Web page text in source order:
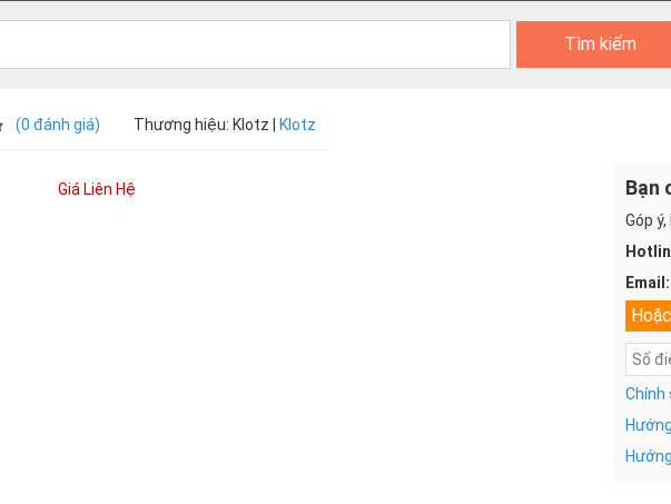
Tìm kiếm
(0 đánh giá) Thương hiệu: Klotz | Klotz
Giá Liên Hệ Bạn
Góp
Email:
Chính